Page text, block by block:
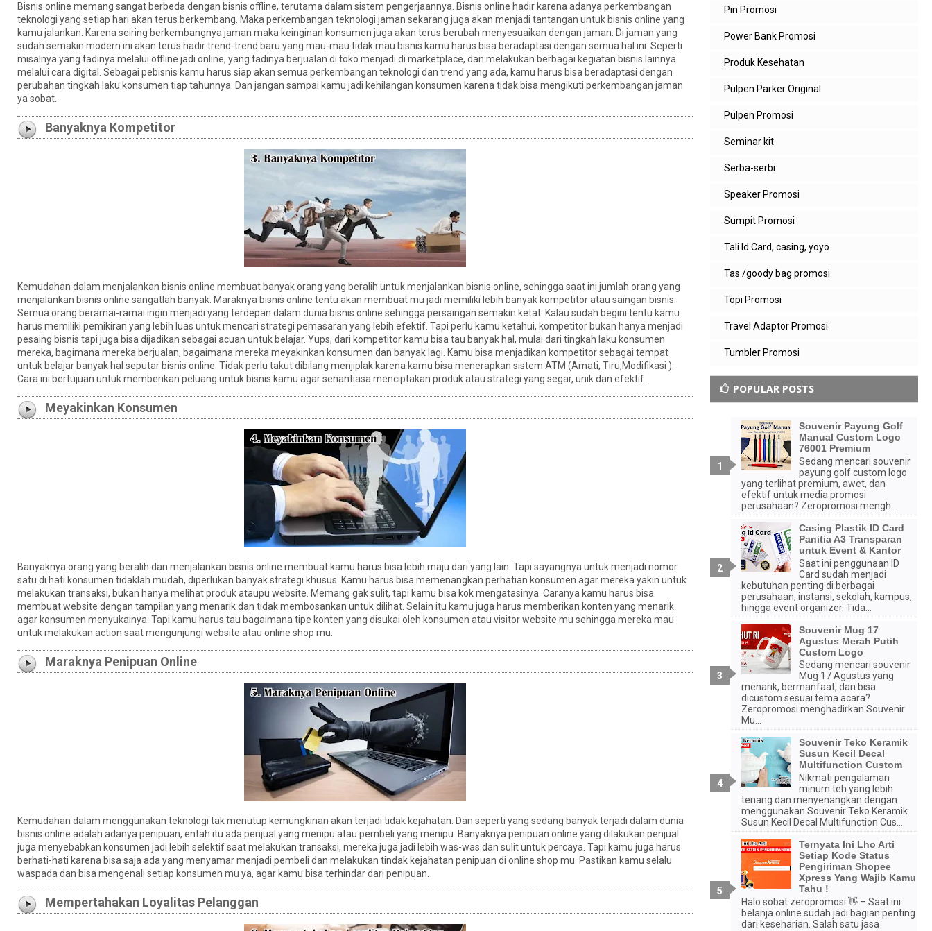
Bisnis online memang sangat berbeda dengan bisnis offline, terutama dalam sistem pengerjaannya. Bisnis online hadir karena adanya perkembangan
teknologi yang setiap hari akan terus berkembang. Maka perkembangan teknologi jaman sekarang juga akan menjadi tantangan untuk bisnis online yang
kamu jalankan. Karena seiring berkembangnya jaman maka keinginan konsumen juga akan terus berubah menyesuaikan dengan jaman. Di jaman yang
sudah semakin modern ini akan terus hadir trend-trend baru yang mau-mau tidak mau bisnis kamu harus bisa beradaptasi dengan semua hal ini. Seperti
misalnya yang tadinya melalui offline jadi online, yang tadinya berjualan di toko menjadi di marketplace, dan melakukan berbagai kegiatan bisnis lainnya
melalui cara digital. Sebagai pebisnis kamu harus siap akan semua perkembangan teknologi dan trend yang ada, kamu harus bisa beradaptasi dengan
perubahan tingkah laku konsumen tiap tahunnya. Dan jangan sampai kamu jadi kehilangan konsumen karena tidak bisa mengikuti perkembangan jaman
ya sobat.
Banyaknya Kompetitor
Kemudahan dalam menjalankan bisnis online membuat banyak orang yang beralih untuk menjalankan bisnis online, sehingga saat ini jumlah orang yang
menjalankan bisnis online sangatlah banyak. Maraknya bisnis online tentu akan membuat mu jadi memiliki lebih banyak kompetitor atau saingan bisnis.
Semua orang beramai-ramai ingin menjadi yang terdepan dalam dunia bisnis online sehingga persaingan semakin ketat. Kalau sudah begini tentu kamu
harus memiliki pemikiran yang lebih luas untuk mencari strategi pemasaran yang lebih efektif. Tapi perlu kamu ketahui, kompetitor bukan hanya menjadi
pesaing bisnis tapi juga bisa dijadikan sebagai acuan untuk belajar. Yups, dari kompetitor kamu bisa tau banyak hal, mulai dari tingkah laku konsumen
mereka, bagimana mereka berjualan, bagaimana mereka meyakinkan konsumen dan banyak lagi. Kamu bisa menjadikan kompetitor sebagai tempat
untuk belajar banyak hal seputar bisnis online. Tidak perlu takut dibilang menjiplak karena kamu bisa menerapkan sistem ATM (Amati, Tiru,Modifikasi ).
Cara ini bertujuan untuk memberikan peluang untuk bisnis kamu agar senantiasa menciptakan produk atau strategi yang segar, unik dan efektif.
Meyakinkan Konsumen
Banyaknya orang yang beralih dan menjalankan bisnis online membuat kamu harus bisa lebih maju dari yang lain. Tapi sayangnya untuk menjadi nomor
satu di hati konsumen tidaklah mudah, diperlukan banyak strategi khusus. Kamu harus bisa memenangkan perhatian konsumen agar mereka yakin untuk
melakukan transaksi, bukan hanya melihat produk ataupu website. Memang gak sulit, tapi kamu bisa kok mengatasinya. Caranya kamu harus bisa
membuat website dengan tampilan yang menarik dan tidak membosankan untuk dilihat. Selain itu kamu juga harus memberikan konten yang menarik
agar konsumen menyukainya. Tapi kamu harus tau bagaimana tipe konten yang disukai oleh konsumen atau visitor website mu sehingga mereka mau
untuk melakukan action saat mengunjungi website atau online shop mu.
Maraknya Penipuan Online
Kemudahan dalam menggunakan teknologi tak menutup kemungkinan akan terjadi tidak kejahatan. Dan seperti yang sedang banyak terjadi dalam dunia
bisnis online adalah adanya penipuan, entah itu ada penjual yang menipu atau pembeli yang menipu. Banyaknya penipuan online yang dilakukan penjual
juga menyebabkan konsumen jadi lebih selektif saat melakukan transaksi, mereka juga jadi lebih was-was dan sulit untuk percaya. Tapi kamu juga harus
berhati-hati karena bisa saja ada yang menyamar menjadi pembeli dan melakukan tindak kejahatan penipuan di online shop mu. Pastikan kamu selalu
waspada dan bisa mengenali setiap konsumen mu ya, agar kamu bisa terhindar dari penipuan.
Mempertahakan Loyalitas Pelanggan
Pin Promosi
Power Bank Promosi
Produk Kesehatan
Pulpen Parker Original
Pulpen Promosi
Seminar kit
Serba-serbi
Speaker Promosi
Sumpit Promosi
Tali Id Card, casing, yoyo
Tas /goody bag promosi
Topi Promosi
Travel Adaptor Promosi
Tumbler Promosi
POPULAR POSTS
Souvenir Payung Golf
Manual Custom Logo
76001 Premium
Sedang mencari souvenir
payung golf custom logo
yang terlihat premium, awet, dan
efektif untuk media promosi
perusahaan? Zeropromosi mengh...
Casing Plastik ID Card
Panitia A3 Transparan
untuk Event & Kantor
Saat ini penggunaan ID
Card sudah menjadi
kebutuhan penting di berbagai
perusahaan, instansi, sekolah, kampus,
hingga event organizer. Tida...
Souvenir Mug 17
Agustus Merah Putih
Custom Logo
Sedang mencari souvenir
Mug 17 Agustus yang
menarik, bermanfaat, dan bisa
dicustom sesuai tema acara?
Zeropromosi menghadirkan Souvenir
Mu...
Souvenir Teko Keramik
Susun Kecil Decal
Multifunction Custom
Nikmati pengalaman
minum teh yang lebih
tenang dan menyenangkan dengan
menggunakan Souvenir Teko Keramik
Susun Kecil Decal Multifunction Cus...
Ternyata Ini Lho Arti
Setiap Kode Status
Pengiriman Shopee
Xpress Yang Wajib Kamu
Tahu !
Halo sobat zeropromosi 👋 – Saat ini
belanja online sudah jadi bagian penting
dari keseharian. Salah satu jasa